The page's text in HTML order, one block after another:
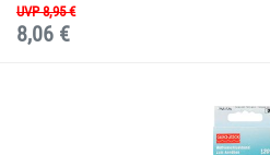
UVP 8,95 €
8,06 €